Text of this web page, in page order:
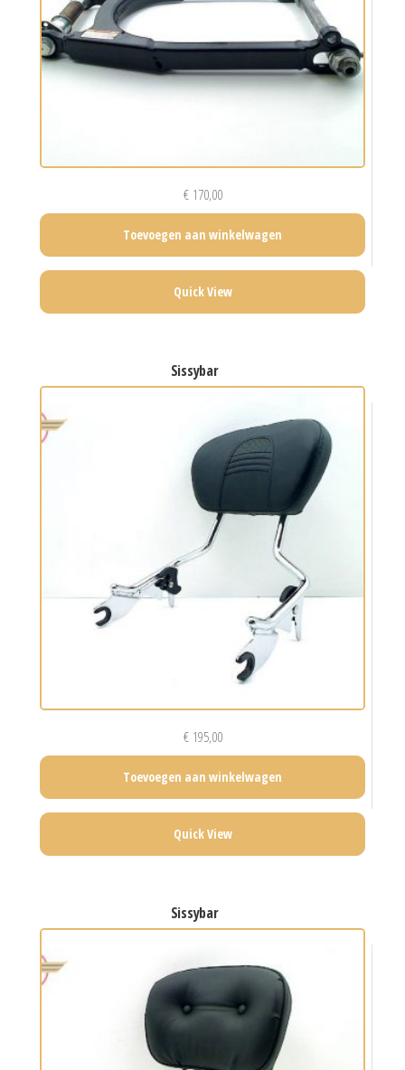
€170,00
Toevoegen aan winkelwagen
Quick View
sissybar
€195,00
Toevoegen aan winkelwagen
Quick View
sissybar